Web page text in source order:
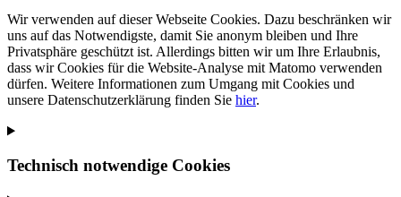
Wir verwenden auf dieser Webseite Cookies. Dazu beschränken wir
uns auf das Notwendigste, damit Sie anonym bleiben und Ihre
Privatsphäre geschützt ist. Allerdings bitten wir um Ihre Erlaubnis,
dass wir Cookies für die Website-Analyse mit Matomo verwenden
dürfen. Weitere Informationen zum Umgang mit Cookies und
unsere Datenschutzerklärung finden Sie hier.
Technisch notwendige Cookies